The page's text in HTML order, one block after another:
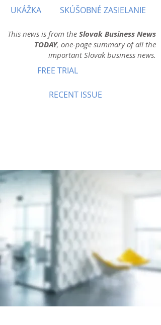
UKÁŽKA SKÚŠOBNÉ ZASIELANIE
This news is from the Slovak Business News
TODAY, one-page summary of all the
important Slovak business news.
FREE TRIAL
RECENT ISSUE